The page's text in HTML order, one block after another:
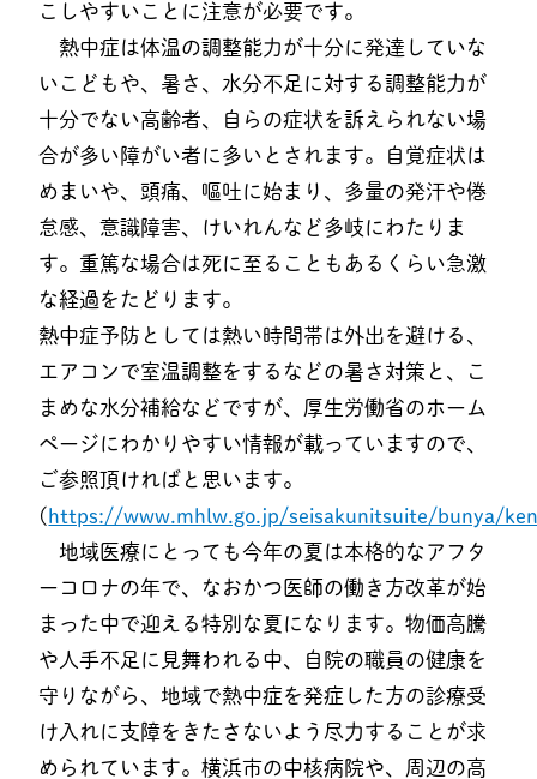
こしやすいことに注意が必要です。
熱中症は体温の調整能力が十分に発達していな
いこどもや、暑さ、水分不足に対する調整能力が
十分でない高齢者、自らの症状を訴えられない場
合が多い障がい者に多いとされます。自覚症状は
めまいや、頭痛、嘔吐に始まり、多量の発汗や倦
怠感、意識障害、けいれんなど多岐にわたりま
す。重篤な場合は死に至ることもあるくらい急激
な経過をたどります。
熱中症予防としては熱い時間帯は外出を避ける、
エアコンで室温調整をするなどの暑さ対策と、こ
まめな水分補給などですが、厚生労働省のホーム
ページにわかりやすい情報が載っていますので、
ご参照頂ければと思います。
(https://www.mhlw.go.jp/seisakunitsuite/bunya/
地域医療にとっても今年の夏は本格的なアフタ
ーコロナの年で、なおかつ医師の働き方改革が始
まった中で迎える特別な夏になります。物価高騰
や人手不足に見舞われる中、自院の職員の健康を
守りながら、地域で熱中症を発症した方の診療受
け入れに支障をきたさないよう尽力することが求
められています。横浜市の中核病院や、周辺の高